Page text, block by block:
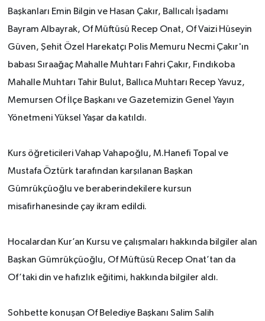
Başkanları Emin Bilgin ve Hasan Çakır, Ballıcalı İşadamı
Bayram Albayrak, Of Müftüsü Recep Onat, Of Vaizi Hüseyin
Güven, Şehit Özel Harekatçı Polis Memuru Necmi Çakır'ın
babası Sıraağaç Mahalle Muhtarı Fahri Çakır, Fındıkoba
Mahalle Muhtarı Tahir Bulut, Ballıca Muhtarı Recep Yavuz,
Memursen Of İlçe Başkanı ve Gazetemizin Genel Yayın
Yönetmeni Yüksel Yaşar da katıldı.
Kurs öğreticileri Vahap Vahapoğlu, M.Hanefi Topal ve
Mustafa Öztürk tarafından karşılanan Başkan
Gümrükçüoğlu ve beraberindekilere kursun
misafirhanesinde çay ikram edildi.
Hocalardan Kur’an Kursu ve çalışmaları hakkında bilgiler alan
Başkan Gümrükçüoğlu, Of Müftüsü Recep Onat’tan da
Of’taki din ve hafızlık eğitimi, hakkında bilgiler aldı.
Sohbette konuşan Of Belediye Başkanı Salim Salih